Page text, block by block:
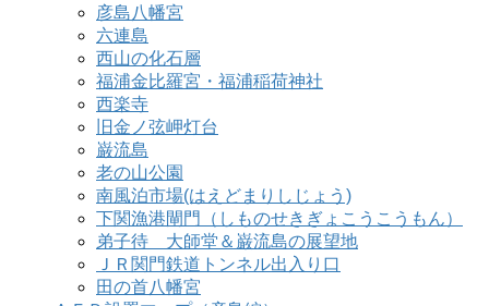
彦島八幡宮
六連島
西山の化石層
福浦金比羅宮・福浦稲荷神社
西楽寺
旧金ノ弦岬灯台
巌流島
老の山公園
南風泊市場(はえどまりしじょう)
下関漁港閘門（しものせきぎょこうこうもん）
弟子待 大師堂＆巌流島の展望地
ＪＲ関門鉄道トンネル出入り口
田の首八幡宮